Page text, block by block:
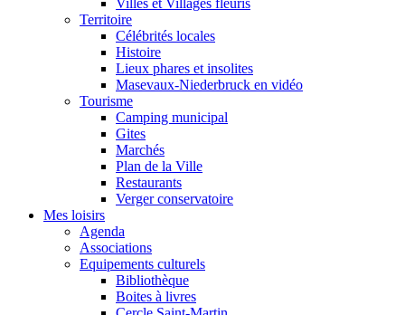
Villes et Villages fleuris
Territoire
Célébrités locales
Histoire
Lieux phares et insolites
Masevaux-Niederbruck en vidéo
Tourisme
Camping municipal
Gites
Marchés
Plan de la Ville
Restaurants
Verger conservatoire
Mes loisirs
Agenda
Associations
Equipements culturels
Bibliothèque
Boites à livres